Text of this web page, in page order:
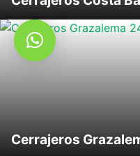
Cerrajeros